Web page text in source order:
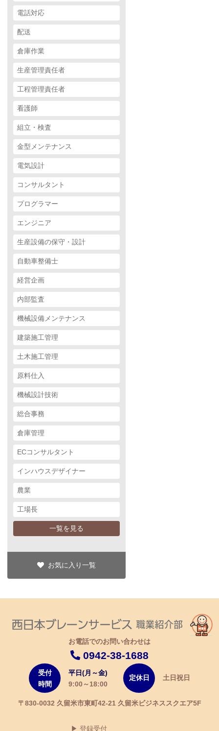
電話対応
配送
倉庫作業
生産管理責任者
工程管理責任者
看護師
組立・検査
金型メンテナンス
電気設計
コンサルタント
プログラマー
エンジニア
生産設備の保守・設計
自動車整備士
経営企画
内部監査
機械設備メンテナンス
建築施工管理
土木施工管理
原料仕入
機械設計技術
総合事務
倉庫管理
ECコンサルタント
インハウスデザイナー
農業
工場長
一覧を見る
お気に入り一覧
お電話でのお問い合わせは
0942-38-1688
受付
時間
平日(月～金)
9:00～18:00
定休日 土日祝日
〒830-0032 久留米市東町42-21 久留米ビジネススクエア5F
登録受付